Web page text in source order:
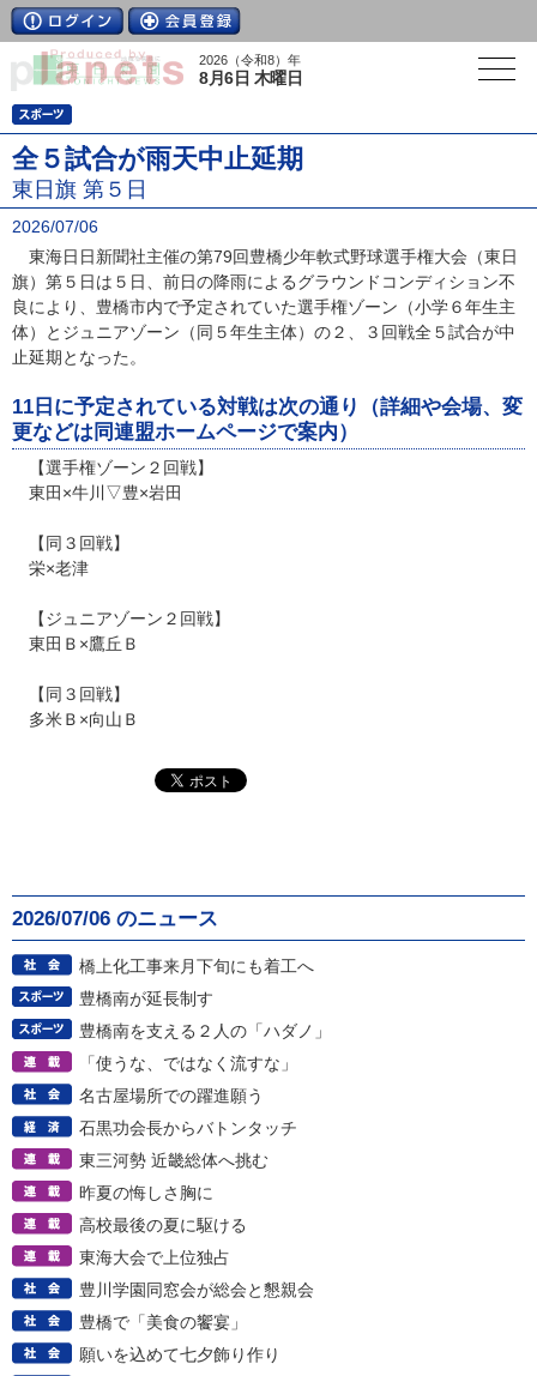
2026（令和8）年
8月6日 木曜日
全５試合が雨天中止延期
東日旗 第５日
2026/07/06
東海日日新聞社主催の第79回豊橋少年軟式野球選手権大会（東日
旗）第５日は５日、前日の降雨によるグラウンドコンディション不
良により、豊橋市内で予定されていた選手権ゾーン（小学６年生主
体）とジュニアゾーン（同５年生主体）の２、３回戦全５試合が中
止延期となった。
11日に予定されている対戦は次の通り（詳細や会場、変
更などは同連盟ホームページで案内）
【選手権ゾーン２回戦】
東田×牛川▽豊×岩田
【同３回戦】
栄×老津
【ジュニアゾーン２回戦】
東田Ｂ×鷹丘Ｂ
【同３回戦】
多米Ｂ×向山Ｂ
2026/07/06 のニュース
橋上化工事来月下旬にも着工へ
豊橋南が延長制す
豊橋南を支える２人の「ハダノ」
「使うな、ではなく流すな」
名古屋場所での躍進願う
石黒功会長からバトンタッチ
東三河勢 近畿総体へ挑む
昨夏の悔しさ胸に
高校最後の夏に駆ける
東海大会で上位独占
豊川学園同窓会が総会と懇親会
豊橋で「美食の饗宴」
願いを込めて七夕飾り作り